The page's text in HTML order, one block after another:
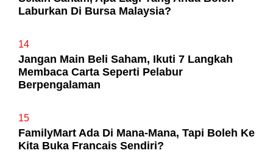
Laburkan Di Bursa Malaysia?
14
Jangan Main Beli Saham, Ikuti 7 Langkah
Membaca Carta Seperti Pelabur
Berpengalaman
15
FamilyMart Ada Di Mana-Mana, Tapi Boleh Ke
Kita Buka Francais Sendiri?